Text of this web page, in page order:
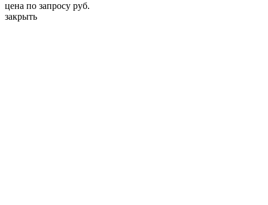
цена по запросу руб.
закрыть